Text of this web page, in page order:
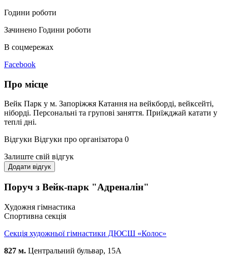
Години роботи
Зачинено Години роботи
В соцмережах
Facebook
Про місце
Вейк Парк у м. Запоріжжя Катання на вейкборді, вейксейті,
ніборді. Персональні та групові заняття. Приїжджай катати у
теплі дні.
Відгуки Відгуки про організатора 0
Залиште свій відгук
Додати відгук
Поруч з Вейк-парк "Адреналін"
Художня гімнастика
Спортивна секція
Секція художньої гімнастики ДЮСШ «Колос»
827 м. Центральний бульвар, 15А